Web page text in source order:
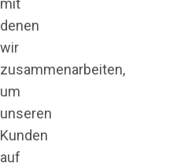
mit
denen
wir
zusammenarbeiten,
um
unseren
Kunden
auf